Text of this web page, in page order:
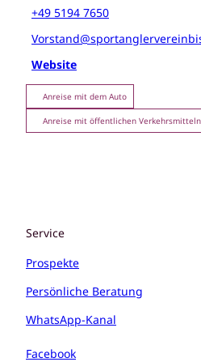
+49 5194 7650
Website
Anreise mit dem Auto
Anreise mit öffentlichen Verkehrsmitteln
Service
Prospekte
Persönliche Beratung
WhatsApp-Kanal
Facebook